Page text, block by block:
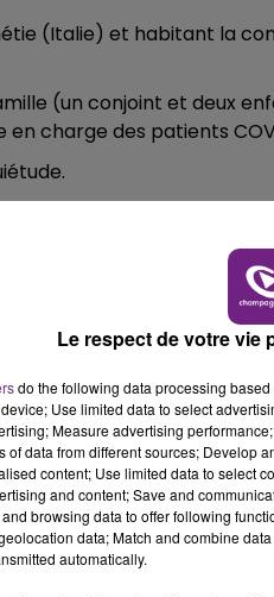
(Italie) et habitant la
(un conjoint et deux
en charge des patients
de confinement à
de Santé
lesquelles cette patiente
lors d’un contact
Le respect de votre vie
do the following data processing
Use limited data to select
Measure advertising
of data from different sources; Develop
content; Use limited data to select
and content; Save and
browsing data to offer following
data; Match and combine
automatically.